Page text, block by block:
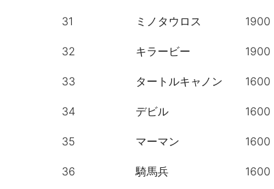
31 ミノタウロス 1900
32 キラービー 1900
33 タートルキャノン 1600
34 デビル 1600
35 マーマン 1600
36 騎馬兵 1600